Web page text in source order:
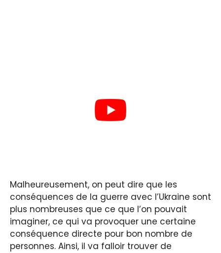
Malheureusement, on peut dire que les
conséquences de la guerre avec l’Ukraine sont
plus nombreuses que ce que l’on pouvait
imaginer, ce qui va provoquer une certaine
conséquence directe pour bon nombre de
personnes. Ainsi, il va falloir trouver de